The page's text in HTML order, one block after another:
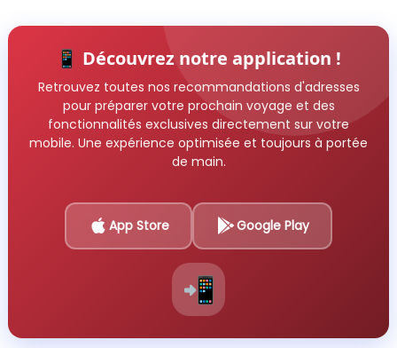
📱 Découvrez notre application !
Retrouvez toutes nos recommandations d'adresses
pour préparer votre prochain voyage et des
fonctionnalités exclusives directement sur votre
mobile. Une expérience optimisée et toujours à portée
de main.
App Store Google Play
📲